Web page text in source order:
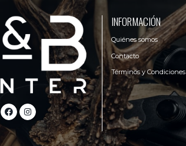
INFORMACIÓN
Quiénes somos
Contacto
Términos y Condiciones